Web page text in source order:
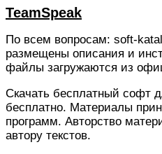
TeamSpeak
По всем вопросам: soft-
размещены описания и
файлы загружаются из
Скачать бесплатный софт
бесплатно. Материалы
программ. Авторство
автору текстов.